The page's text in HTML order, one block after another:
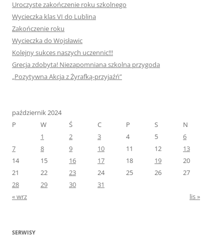
Uroczyste zakończenie roku szkolnego
Wycieczka klas VI do Lublina
Zakończenie roku
Wycieczka do Wojsławic
Kolejny sukces naszych uczennic!!!
Grecja zdobyta! Niezapomniana szkolna przygoda
„Pozytywna Akcja z Żyrafką-przyjaźń”
październik 2024
P
W Ś C P S
N
1
2 3 4 5
6
7
8 9 10 11 12
13
14
15 16 17 18 19
20
21
22 23 24 25 26
27
28
29 30
31
« wrz
lis »
SERWISY